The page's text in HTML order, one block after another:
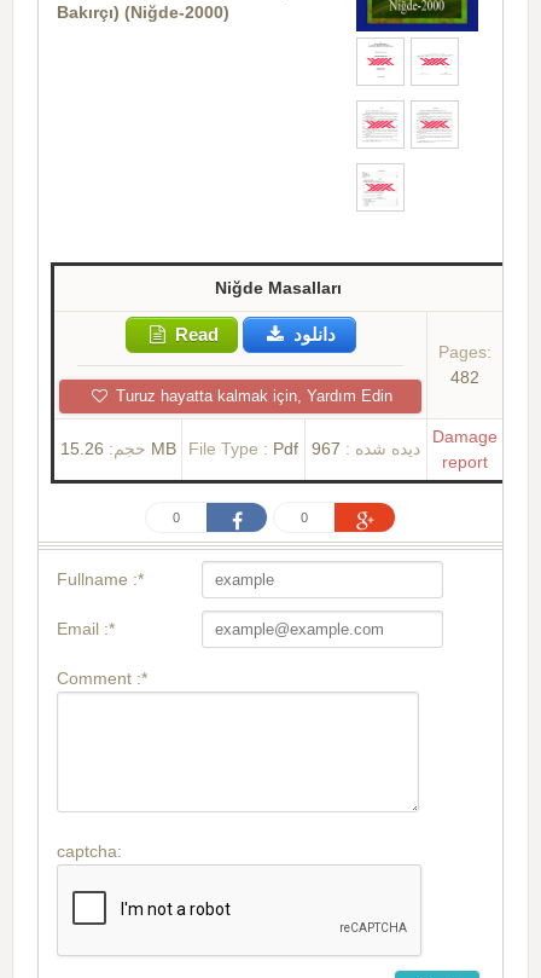
Bakırçı) (Niğde-2000)
Niğde Masalları
Read دانلود
Turuz hayatta kalmak için, Yardım Edin
Pages:
482
حجم: 15.26 MB File Type : Pdf دیده شده : 967
Damage
report
0 0
Fullname :*
Email :*
Comment :*
captcha: